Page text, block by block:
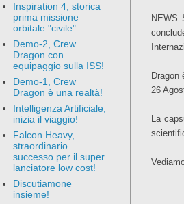
NEWS
Dragon
26
La
Inspiration 4, storica
prima missione
orbitale "civile"
Demo-2, Crew
Dragon con
equipaggio sulla ISS!
Demo-1, Crew
Dragon è una realtà!
Intelligenza Artificiale,
inizia il viaggio!
Falcon Heavy,
straordinario
successo per il super
lanciatore low cost!
Discutiamone
insieme!